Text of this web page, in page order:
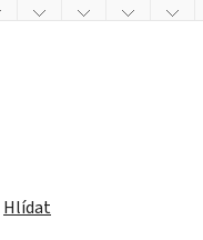
Hlídat